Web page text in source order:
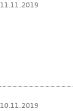
11.11.2019
10.11.2019